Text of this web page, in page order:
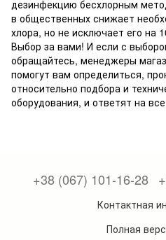
дезинфекцию бесхлорным
в общественных снижает
хлора, но не исключает его на
Выбор за вами! И если с
обращайтесь, менеджеры
помогут вам определиться,
относительно подбора и
оборудования, и ответят на
+38 (067) 101-16-28
Контактная
Полная